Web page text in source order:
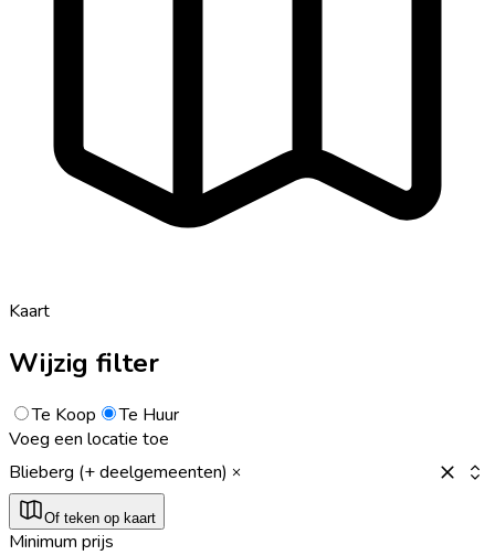
Kaart
Wijzig filter
Te Koop
Te Huur
Voeg een locatie toe
Blieberg (+ deelgemeenten)
Of teken op kaart
Minimum prijs